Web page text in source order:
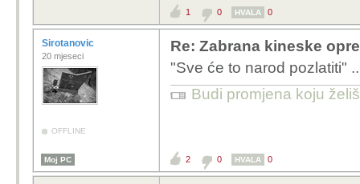
1 0 HVALA 0
Sirotanovic
20 mjeseci
OFFLINE
Re: Zabrana kineske
"Sve će to narod pozlatiti"
Budi promjena koju
Moj PC 2 0 HVALA 0